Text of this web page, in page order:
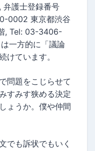
弁護士登録番号
0002 東京都渋谷
, Tel: 03-3406-
一方的に「議論
けています。
問題をこじらせて
すみす狭める決定
ょうか。僕や仲間
でも訴状でもいく